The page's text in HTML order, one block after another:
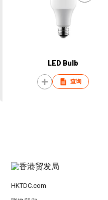
LED Bulb
查询
HKTDC.com